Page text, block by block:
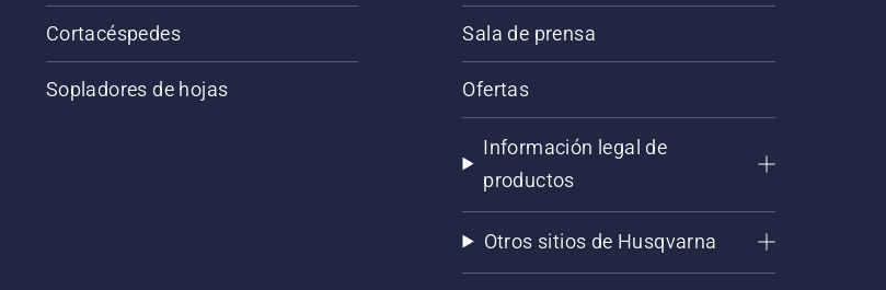
Cortacéspedes
Sopladores de hojas
Sala de prensa
Ofertas
Información legal de
productos
Otros sitios de Husqvarna